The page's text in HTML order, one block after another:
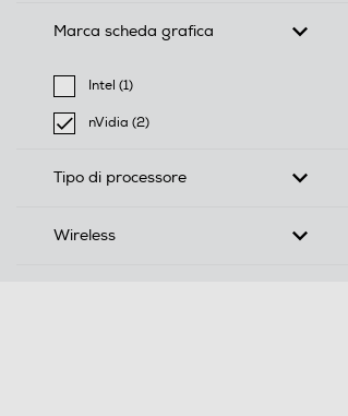
Marca scheda grafica
Intel (1)
Filtra per Marca scheda grafica: Intel
nVidia (2)
selected Filtro applicato per Marca
Tipo di processore
Wireless